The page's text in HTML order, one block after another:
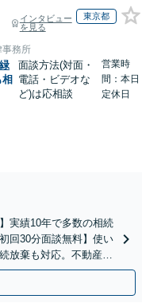
インタビュー
を見る
東京都
事務所
相
面談方法(対面・
電話・ビデオな
ど)は応相談
営業時
間：本日
定休日
実績10年で多数の相続
回30分面談無料】使い
放棄も対応。不動産相
せを